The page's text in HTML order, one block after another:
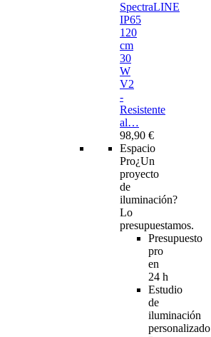
SpectraLINE
IP65
120
cm
30
W
V2
-
Resistente
al…
98,90 €
Espacio
Pro¿Un
proyecto
de
iluminación?
Lo
presupuestamos.
Presupuesto
pro
en
24 h
Estudio
de
iluminación
personalizado